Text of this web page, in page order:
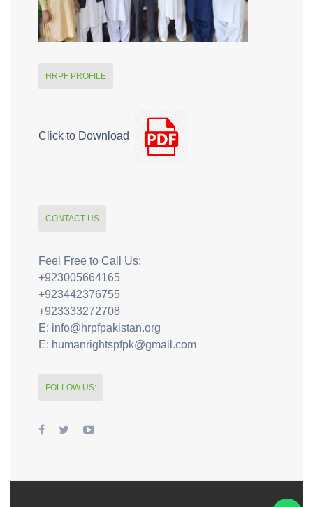
HRPF PROFILE
Click to Download
CONTACT US
Feel Free to Call Us:
+923005664165
+923442376755
+923333272708
E: info@hrpfpakistan.org
E: humanrightspfpk@gmail.com
FOLLOW US: